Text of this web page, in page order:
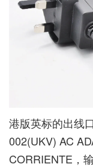
港版英标的出线
002(UKV) AC
CORRIENTE，